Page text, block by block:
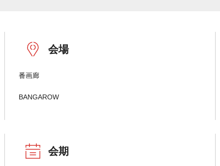
会場
番画廊
BANGAROW
会期